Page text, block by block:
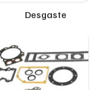
Desgaste